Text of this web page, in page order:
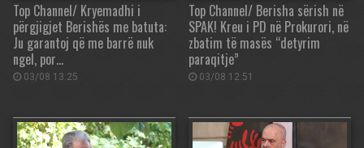
Top Channel/ Kryemadhi i
përgjigjet Berishës me batuta:
Ju garantoj që me barrë nuk
ngel, por…
03/08 13:25
Top Channel/ Berisha sërish në
SPAK! Kreu i PD në Prokurori, në
zbatim të masës “detyrim
paraqitje”
03/08 12:51